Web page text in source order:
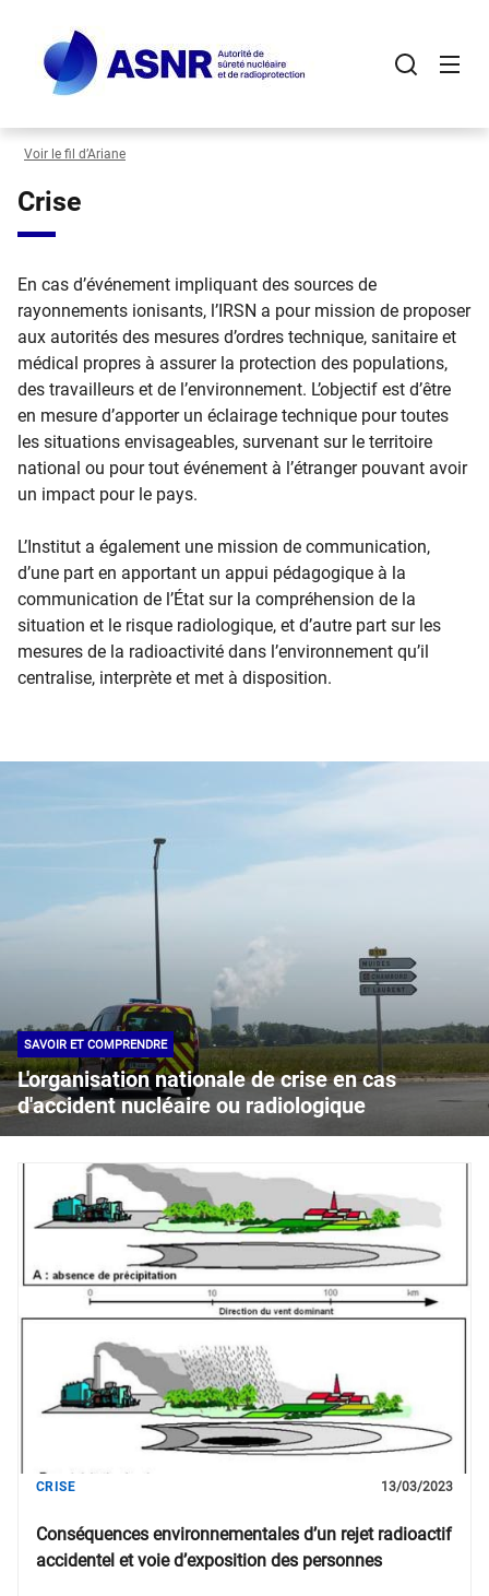
contenu
principal
Voir le fil d’Ariane
Crise
En cas d’événement impliquant des sources de
rayonnements ionisants, l’IRSN a pour mission de proposer
aux autorités des mesures d’ordres technique, sanitaire et
médical propres à assurer la protection des populations,
des travailleurs et de l’environnement. L’objectif est d’être
en mesure d’apporter un éclairage technique pour toutes
les situations envisageables, survenant sur le territoire
national ou pour tout événement à l’étranger pouvant avoir
un impact pour le pays.
L’Institut a également une mission de communication,
d’une part en apportant un appui pédagogique à la
communication de l’État sur la compréhension de la
situation et le risque radiologique, et d’autre part sur les
mesures de la radioactivité dans l’environnement qu’il
centralise, interprète et met à disposition.
SAVOIR ET COMPRENDRE
L'organisation nationale de crise en cas
d'accident nucléaire ou radiologique
Conséquences environnementales d’un rejet radioactif
accidentel et voie d’exposition des personnes
CRISE 13/03/2023